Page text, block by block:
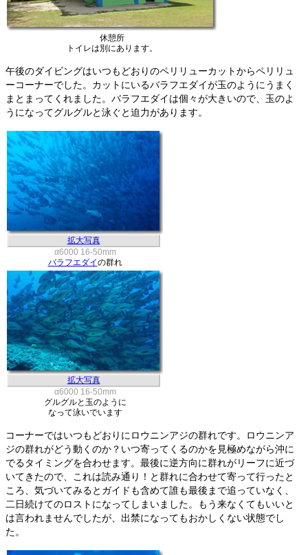
休憩所
トイレは別にあります。
午後のダイビングはいつもどおりのペリリューカットからペリリュ
ーコーナーでした。カットにいるバラフエダイが玉のようにうまく
まとまってくれました。バラフエダイは個々が大きいので、玉のよ
うになってグルグルと泳ぐと迫力があります。
拡大写真
α6000 16-50mm
バラフエダイの群れ
拡大写真
α6000 16-50mm
グルグルと玉のように
なって泳いでいます
コーナーではいつもどおりにロウニンアジの群れです。ロウニンア
ジの群れがどう動くのか？いつ寄ってくるのかを見極めながら沖に
でるタイミングを合わせます。最後に逆方向に群れがリーフに近づ
いてきたので、これは読み通り！と群れに合わせて寄って行ったと
ころ、気づいてみるとガイドも含めて誰も最後まで追っていなく、
二日続けてのロストになってしまいました。もう来なくてもいいと
は言われませんでしたが、出禁になってもおかしくない状態でし
た。